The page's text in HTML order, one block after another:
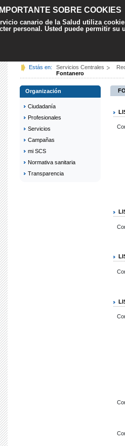
SOBRE COOKIES
canario de la Salud utiliza
personal. Usted puede permitir
Estás en: Servicios Centrales
Fontanero
Organización
Ciudadanía
Profesionales
Servicios
Campañas
mi SCS
Normativa sanitaria
Transparencia